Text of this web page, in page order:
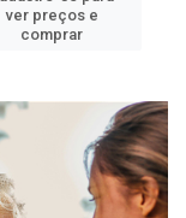
ver preços e
comprar